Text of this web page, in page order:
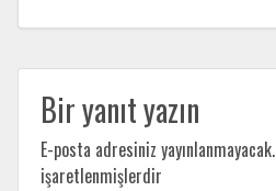
Bir yanıt yazın
E-posta adresiniz yayınlanmayacak.
işaretlenmişlerdir